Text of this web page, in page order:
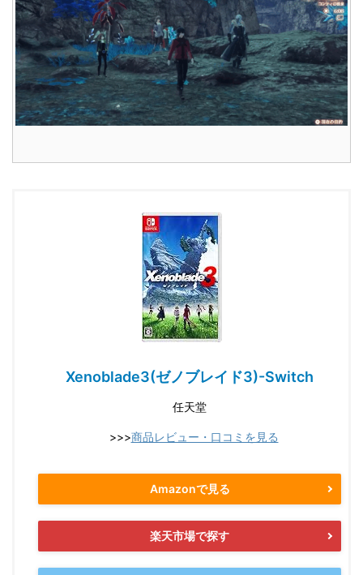
Xenoblade3(ゼノブレイド3)-Switch
任天堂
>>>商品レビュー・口コミを見る
Amazonで見る
楽天市場で探す